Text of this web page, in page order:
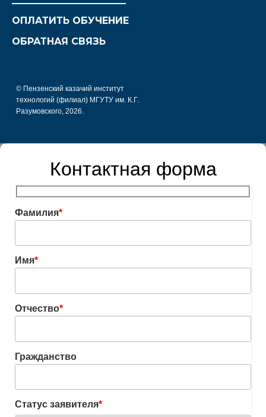
ОПЛАТИТЬ ОБУЧЕНИЕ
ОБРАТНАЯ СВЯЗЬ
© Пензенский казачий институт
технологий (филиал) МГУТУ им. К.Г.
Разумовского, 2026.
Контактная форма
Фамилия*
Имя*
Отчество*
Гражданство
Статус заявителя*